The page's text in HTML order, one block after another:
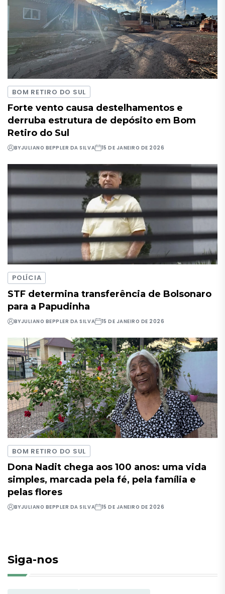
BOM RETIRO DO SUL
Forte vento causa destelhamentos e
derruba estrutura de depósito em Bom
Retiro do Sul
BYJULIANO BEPPLER DA SILVA 15 DE JANEIRO DE 2026
POLÍCIA
STF determina transferência de Bolsonaro
para a Papudinha
BYJULIANO BEPPLER DA SILVA 15 DE JANEIRO DE 2026
BOM RETIRO DO SUL
Dona Nadit chega aos 100 anos: uma vida
simples, marcada pela fé, pela família e
pelas flores
BYJULIANO BEPPLER DA SILVA 15 DE JANEIRO DE 2026
Siga-nos